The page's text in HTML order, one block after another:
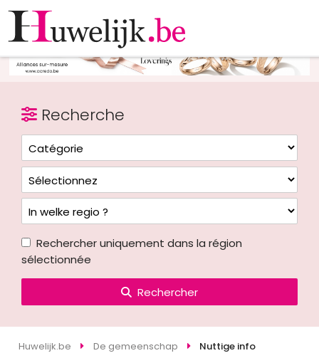
Recherche
Rechercher uniquement dans la région
sélectionnée
Rechercher
Huwelijk.be De gemeenschap Nuttige info